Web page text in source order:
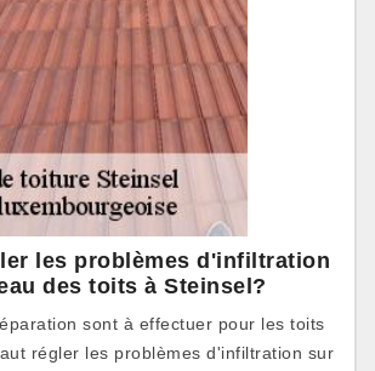
les problèmes d'infiltration
des toits à Steinsel?
sont à effectuer pour les toits
régler les problèmes d'infiltration sur